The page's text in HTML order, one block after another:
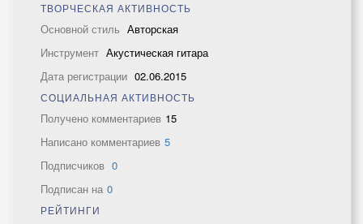
ТВОРЧЕСКАЯ АКТИВНОСТЬ
Основной стиль Авторская
Инструмент Акустическая гитара
Дата регистрации 02.06.2015
СОЦИАЛЬНАЯ АКТИВНОСТЬ
Получено комментариев 15
Написано комментариев 5
Подписчиков 0
Подписан на 0
РЕЙТИНГИ